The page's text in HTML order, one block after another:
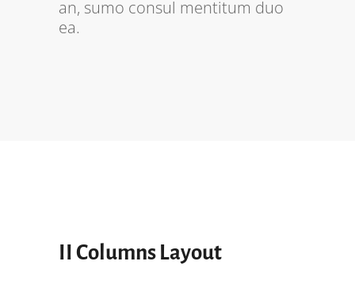
an, sumo consul mentitum duo
ea.
II Columns Layout